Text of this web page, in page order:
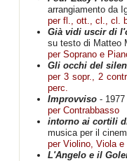
arrangiamento da
per fl., ott., cl., cl.
Già vidi uscir di
su testo di Matteo
per Soprano e
Gli occhi del
per 3 sopr., 2
perc.
Improvviso - 1977
per Contrabbasso
intorno ai cortili
musica per il
per Violino, Viola e
L'Angelo e il